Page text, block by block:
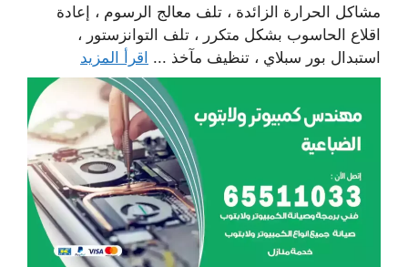
مشاكل الحرارة الزائدة ، تلف معالج الرسوم ، إعادة
اقلاع الحاسوب بشكل متكرر ، تلف التوانزستور ،
استبدال بور سبلاي ، تنظيف مآخذ ... اقرأ المزيد